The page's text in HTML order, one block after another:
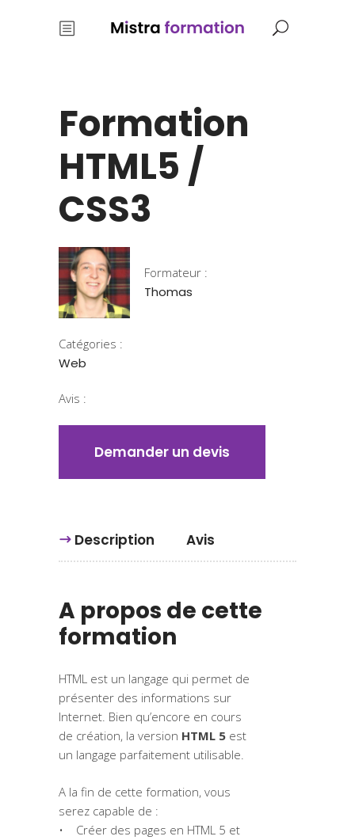
Formation
HTML5 /
CSS3
Formateur :
Thomas
Catégories :
Web
Avis :
Demander un devis
Description Avis
A propos de cette
formation
HTML est un langage qui permet de
présenter des informations sur
Internet. Bien qu’encore en cours
de création, la version HTML 5 est
un langage parfaitement utilisable.
A la fin de cette formation, vous
serez capable de :
• Créer des pages en HTML 5 et